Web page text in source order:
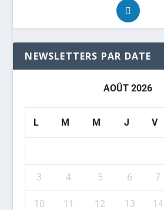
NEWSLETTERS PAR DATE
AOÛT 2026
L M M J V
3 4 5 6 7
10 11 12 13 14